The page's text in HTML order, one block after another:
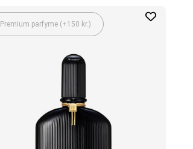
Premium parfyme (+150 kr.)